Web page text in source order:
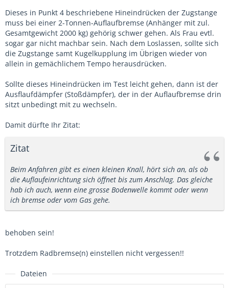
Dieses in Punkt 4 beschriebene Hineindrücken der Zugstange
muss bei einer 2-Tonnen-Auflaufbremse (Anhänger mit zul.
Gesamtgewicht 2000 kg) gehörig schwer gehen. Als Frau evtl.
sogar gar nicht machbar sein. Nach dem Loslassen, sollte sich
die Zugstange samt Kugelkupplung im Übrigen wieder von
allein in gemächlichem Tempo herausdrücken.
Sollte dieses Hineindrücken im Test leicht gehen, dann ist der
Ausflaufdämpfer (Stoßdämpfer), der in der Auflaufbremse drin
sitzt unbedingt mit zu wechseln.
Damit dürfte Ihr Zitat:
Zitat
Beim Anfahren gibt es einen kleinen Knall, hört sich an, als ob
die Auflaufeinrichtung sich öffnet bis zum Anschlag. Das gleiche
hab ich auch, wenn eine grosse Bodenwelle kommt oder wenn
ich bremse oder vom Gas gehe.
behoben sein!
Trotzdem Radbremse(n) einstellen nicht vergessen!!
Dateien